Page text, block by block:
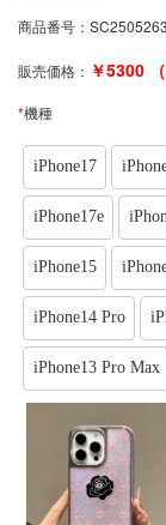
商品番号：
販売価格： ￥5300
*機種
iPhone17
iPhone17e
iPhone15
iPhone14 Pro
iPhone13 Pro Max